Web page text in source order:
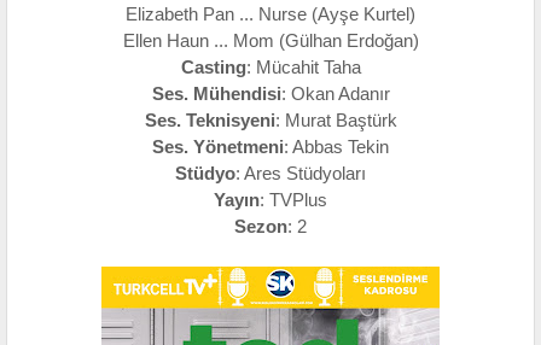
Elizabeth Pan ... Nurse (Ayşe Kurtel)
Ellen Haun ... Mom (Gülhan Erdoğan)
Casting: Mücahit Taha
Ses. Mühendisi: Okan Adanır
Ses. Teknisyeni: Murat Baştürk
Ses. Yönetmeni: Abbas Tekin
Stüdyo: Ares Stüdyoları
Yayın: TVPlus
Sezon: 2